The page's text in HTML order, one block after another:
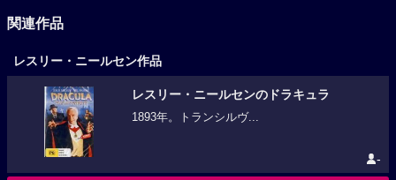
関連作品
レスリー・ニールセン作品
レスリー・ニールセンのドラキュラ
1893年。トランシルヴ...
-